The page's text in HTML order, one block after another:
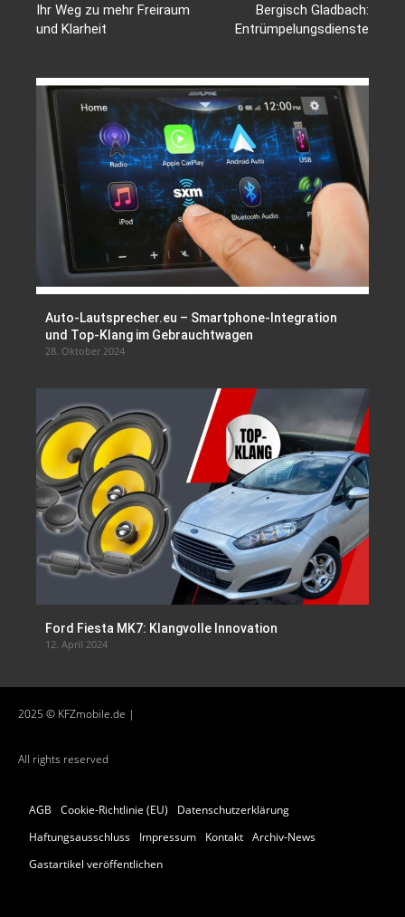
Ihr Weg zu mehr Freiraum
und Klarheit
Bergisch Gladbach:
Entrümpelungsdienste
Auto-Lautsprecher.eu – Smartphone-Integration
und Top-Klang im Gebrauchtwagen
28. Oktober 2024
Ford Fiesta MK7: Klangvolle Innovation
12. April 2024
2025 © KFZmobile.de |
All rights reserved
AGB Cookie-Richtlinie (EU)
Datenschutzerklärung
Haftungsausschluss
Impressum Kontakt Archiv-News
Gastartikel veröffentlichen